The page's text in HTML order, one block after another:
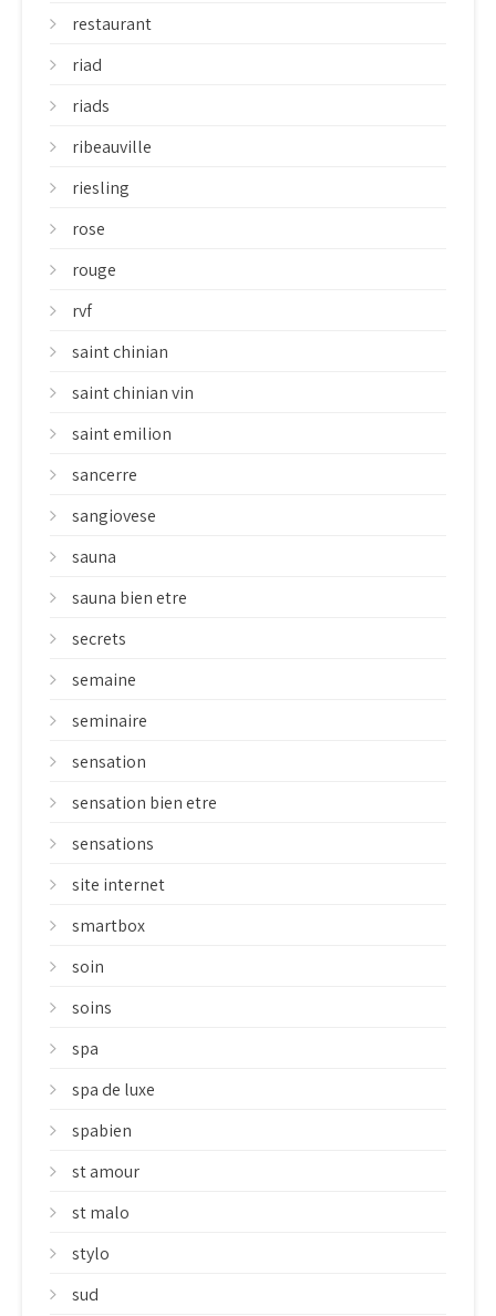
restaurant
riad
riads
ribeauville
riesling
rose
rouge
rvf
saint chinian
saint chinian vin
saint emilion
sancerre
sangiovese
sauna
sauna bien etre
secrets
semaine
seminaire
sensation
sensation bien etre
sensations
site internet
smartbox
soin
soins
spa
spa de luxe
spabien
st amour
st malo
stylo
sud